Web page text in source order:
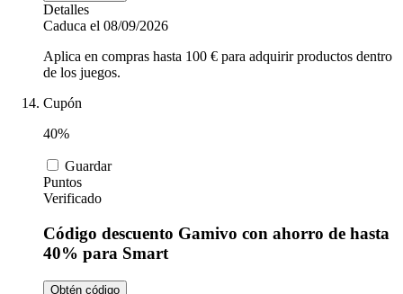
Detalles
Caduca el 08/09/2026
Aplica en compras hasta 100 € para adquirir productos dentro
de los juegos.
Cupón
40%
Guardar
Puntos
Verificado
Código descuento Gamivo con ahorro de hasta
40% para Smart
Obtén código